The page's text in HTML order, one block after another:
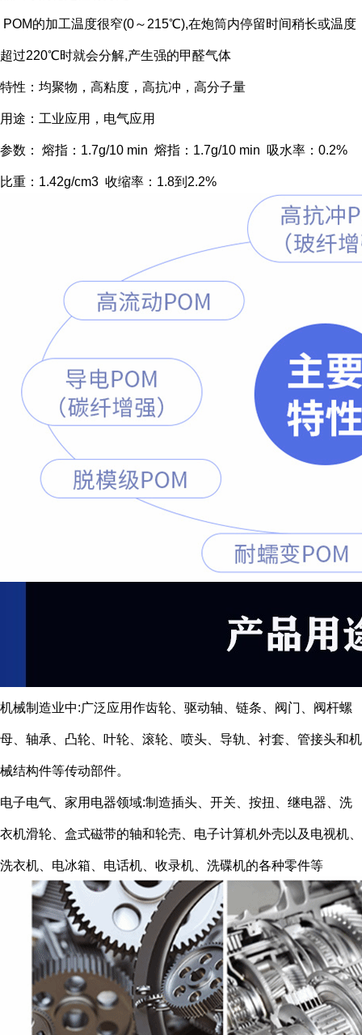
POM的加工温度很窄(0～215℃),在炮筒内停留时间稍长或温度
超过220℃时就会分解,产生强的甲醛气体
特性：均聚物，高粘度，高抗冲，高分子量
用途：工业应用，电气应用
参数： 熔指：1.7g/10 min 熔指：1.7g/10 min 吸水率：0.2%
比重：1.42g/cm3 收缩率：1.8到2.2%
机械制造业中:广泛应用作齿轮、驱动轴、链条、阀门、阀杆螺
母、轴承、凸轮、叶轮、滚轮、喷头、导轨、衬套、管接头和机
械结构件等传动部件。
电子电气、家用电器领域:制造插头、开关、按扭、继电器、洗
衣机滑轮、盒式磁带的轴和轮壳、电子计算机外壳以及电视机、
洗衣机、电冰箱、电话机、收录机、洗碟机的各种零件等